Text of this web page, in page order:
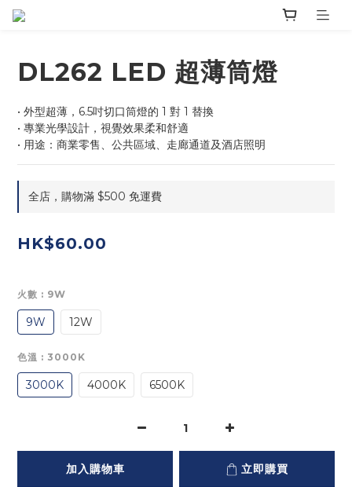
DL262 LED 超薄筒燈
• 外型超薄，6.5吋切口筒燈的 1 對 1 替換
• 專業光學設計，視覺效果柔和舒適
• 用途：商業零售、公共區域、走廊通道及酒店照明
全店，購物滿 $500 免運費
HK$60.00
火數 : 9W
9W 12W
色溫 : 3000K
3000K 4000K 6500K
加入購物車 立即購買